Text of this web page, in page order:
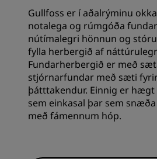
Gullfoss er í aðalrýminu
notalega og rúmgóða
nútímalegri hönnun og
fylla herbergið af
Fundarherbergið er með
stjórnarfundar með sæti
þátttakendur. Einnig er hægt
sem einkasal þar sem
með fámennum hóp.